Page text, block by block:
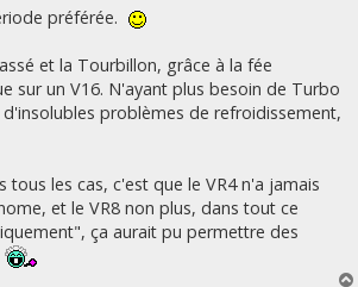
préférée.
et la Tourbillon, grâce à la fée
sur un V16. N'ayant plus besoin de Turbo
problèmes de refroidissement,
tous les cas, c'est que le VR4 n'a jamais
et le VR8 non plus, dans tout ce
ça aurait pu permettre des